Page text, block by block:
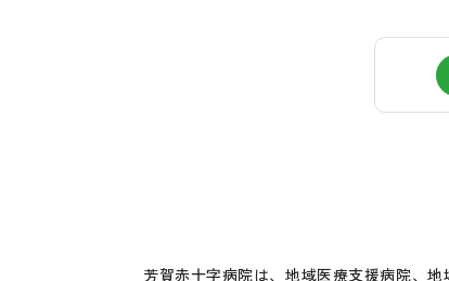
芳賀赤十字病院は、地域医療支援病院、